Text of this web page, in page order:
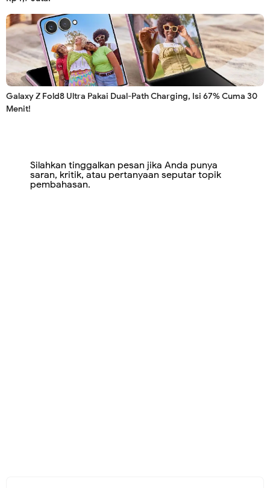
Galaxy Z Fold8 Ultra Pakai Dual-Path Charging, Isi 67% Cuma 30
Menit!
Silahkan tinggalkan pesan jika Anda punya
saran, kritik, atau pertanyaan seputar topik
pembahasan.